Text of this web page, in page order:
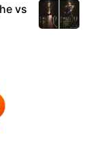
vs